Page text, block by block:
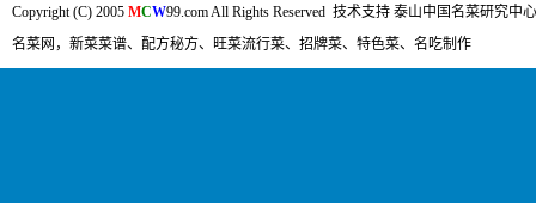
Copyright (C) 2005 MCW99.com All Rights Reserved 技术支持 泰山中国名菜研究中
名菜网，新菜菜谱、配方秘方、旺菜流行菜、招牌菜、特色菜、名吃制作